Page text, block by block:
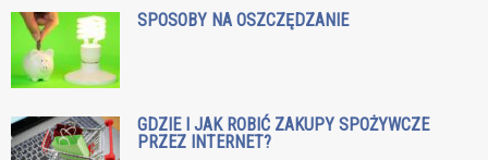
SPOSOBY NA OSZCZĘDZANIE
GDZIE I JAK ROBIĆ ZAKUPY SPOŻYWCZE
PRZEZ INTERNET?